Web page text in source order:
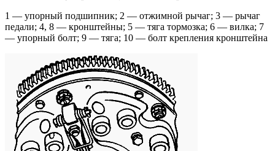
1 — упорный подшипник; 2 — отжимной рычаг; 3 — рычаг
педали; 4, 8 — кронштейны; 5 — тяга тормозка; 6 — вилка; 7
— упорный болт; 9 — тяга; 10 — болт крепления кронштейна